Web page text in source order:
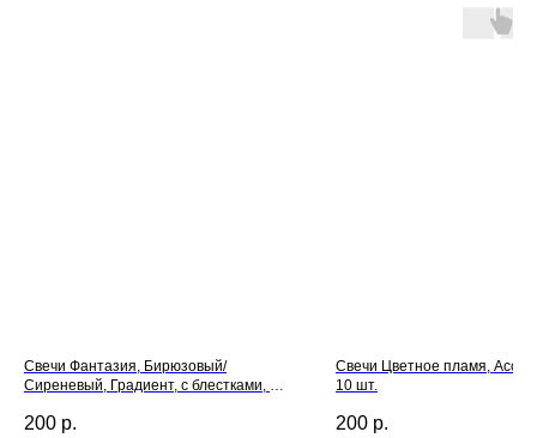
Свечи Фантазия, Бирюзовый/
Сиреневый, Градиент, с блестками, 12
200 р.
Свечи Цветное пламя,
10 шт.
200 р.